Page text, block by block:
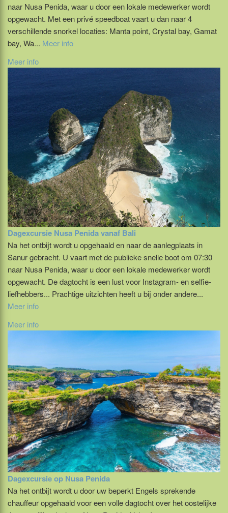
naar Nusa Penida, waar u door een lokale medewerker wordt
opgewacht. Met een privé speedboat vaart u dan naar 4
verschillende snorkel locaties: Manta point, Crystal bay, Gamat
bay, Wa... Meer info
Meer info
Dagexcursie Nusa Penida vanaf Bali
Na het ontbijt wordt u opgehaald en naar de aanlegplaats in
Sanur gebracht. U vaart met de publieke snelle boot om 07:30
naar Nusa Penida, waar u door een lokale medewerker wordt
opgewacht. De dagtocht is een lust voor Instagram- en selfie-
liefhebbers... Prachtige uitzichten heeft u bij onder andere...
Meer info
Meer info
Dagexcursie op Nusa Penida
Na het ontbijt wordt u door uw beperkt Engels sprekende
chauffeur opgehaald voor een volle dagtocht over het oostelijke